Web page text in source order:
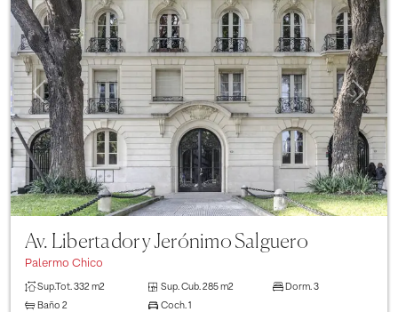
Previous Next
Av. Libertador y Jerónimo Salguero
Palermo Chico
Sup.Tot.332 m2 Sup. Cub. 285 m2 Dorm. 3
Baño 2 Coch. 1